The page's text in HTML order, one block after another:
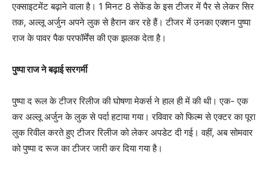
एक्साइटमेंट बढ़ाने वाला है। 1 मिनट 8 सेकेंड के इस टीजर में पैर से लेकर सिर
तक, अल्लू अर्जुन अपने लुक से हैरान कर रहे हैं। टीजर में उनका एक्शन पुष्पा
राज के पावर पैक परफॉर्मेंस की एक झलक देता है।
पुष्पा राज ने बढ़ाई सरगर्मी
पुष्पा द रूल के टीजर रिलीज की घोषणा मेकर्स ने हाल ही में की थी। एक- एक
कर अल्लू अर्जुन के लुक से पर्दा हटाया गया। रविवार को फिल्म से एक्टर का पूरा
लुक रिवील करते हुए टीजर रिलीज को लेकर अपडेट दी गई। वहीं, अब सोमवार
को पुष्पा द रूज का टीजर जारी कर दिया गया है।